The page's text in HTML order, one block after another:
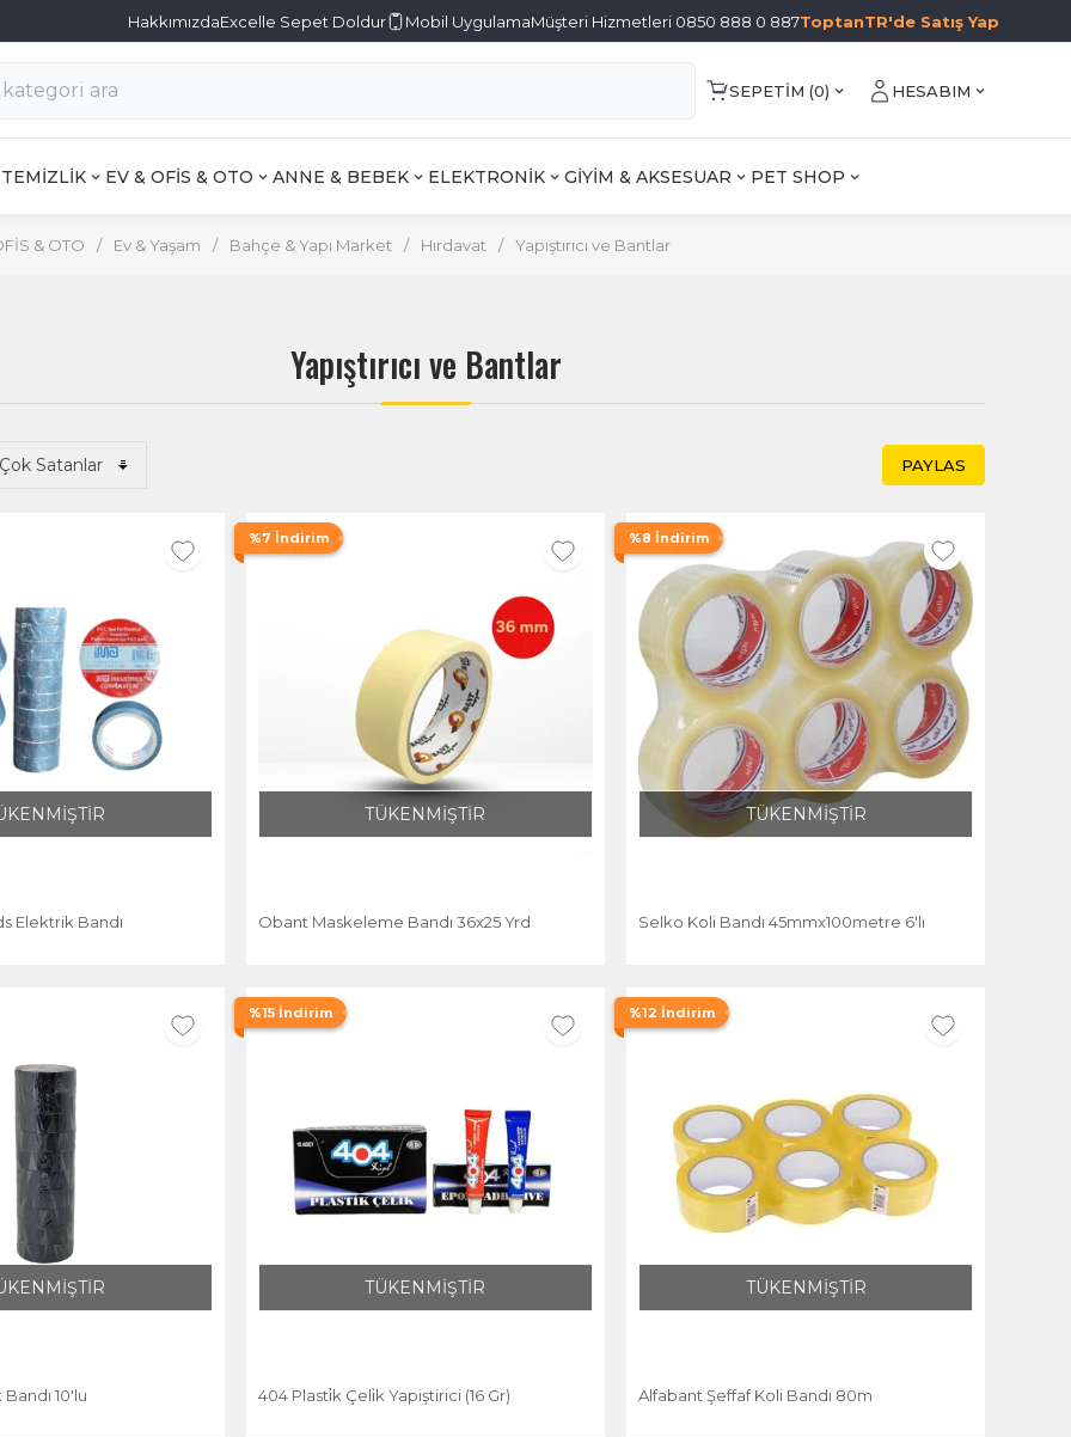
HakkımızdaExcelle Sepet Doldur Mobil UygulamaMüşteri Hizmetleri 0850 888 0 887ToptanTR'de Satış Yap
SEPETIM (0) HESABIM
TEMİZLİK EV & OFİS & OTO ANNE & BEBEK ELEKTRONİK GİYİM & AKSESUAR PET SHOP
& OTO / Ev & Yaşam / Bahçe & Yapı Market / Hırdavat / Yapıştırıcı ve Bantlar
Yapıştırıcı ve Bantlar
PAYLAS
Elektrik Bandı
%7 İndirim
TÜKENMİŞTİR
Obant Maskeleme Bandı 36x25 Yrd
%8 İndirim
TÜKENMİŞTİR
Selko Koli Bandı 45mmx100metre 6'lı
10'lu
%15 İndirim
TÜKENMİŞTİR
404 Plasti̇k Çeli̇k Yapiştirici (16 Gr)
%12 İndirim
TÜKENMİŞTİR
Alfabant Şeffaf Koli Bandı 80m